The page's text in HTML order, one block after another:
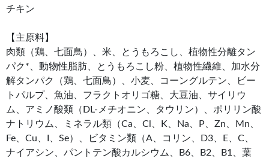
チキン
【主原料】
肉類（鶏、七面鳥）、米、とうもろこし、植物性分離タン
パク*、動物性脂肪、とうもろこし粉、植物性繊維、加水分
解タンパク（鶏、七面鳥）、小麦、コーングルテン、ビー
トパルプ、魚油、フラクトオリゴ糖、大豆油、サイリウ
ム、アミノ酸類（DL-メチオニン、タウリン）、ポリリン酸
ナトリウム、ミネラル類（Ca、Cl、K、Na、P、Zn、Mn、
Fe、Cu、I、Se）、ビタミン類（A、コリン、D3、E、C、
ナイアシン、パントテン酸カルシウム、B6、B2、B1、葉